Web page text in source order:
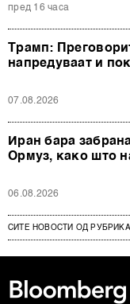
пред 16 часа
Трамп:
напредуваат и
07.08.2026
Иран бара
Ормуз, како што
06.08.2026
СИТЕ НОВОСТИ ОД